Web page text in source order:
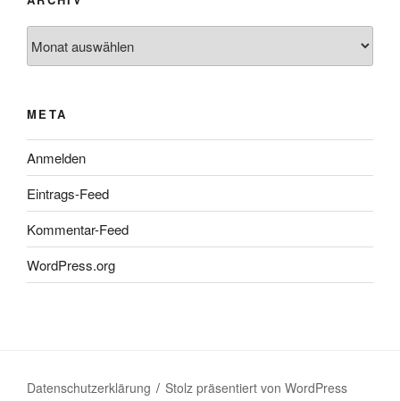
META
Anmelden
Eintrags-Feed
Kommentar-Feed
WordPress.org
Datenschutzerklärung Stolz präsentiert von WordPress